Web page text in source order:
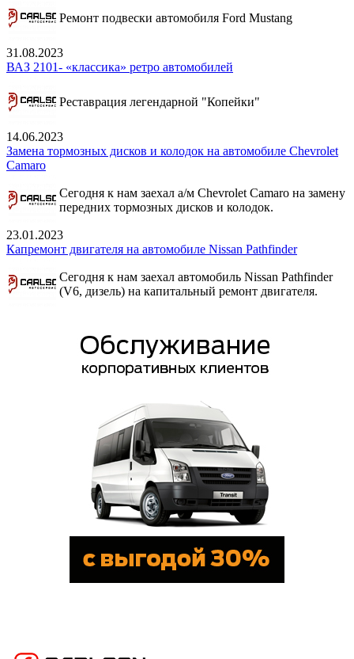
Ремонт подвески автомобиля Ford Mustang
31.08.2023
ВАЗ 2101- «классика» ретро автомобилей
Реставрация легендарной "Копейки"
14.06.2023
Замена тормозных дисков и колодок на автомобиле Chevrolet
Camaro
Сегодня к нам заехал а/м Chevrolet Camaro на замену
передних тормозных дисков и колодок.
23.01.2023
Капремонт двигателя на автомобиле Nissan Pathfinder
Сегодня к нам заехал автомобиль Nissan Pathfinder
(V6, дизель) на капитальный ремонт двигателя.